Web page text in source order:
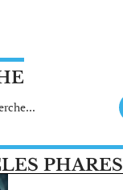
PHARES